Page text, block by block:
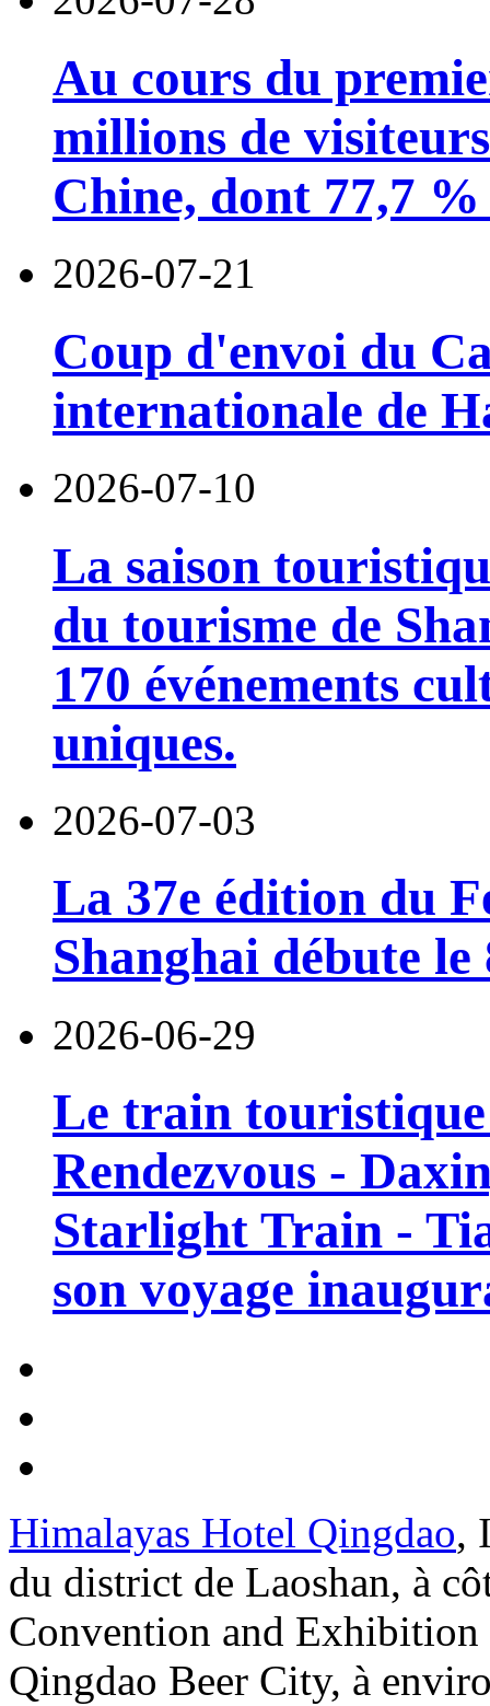
Au cours du
millions de
Chine, dont 77,7 %
2026-07-21
Coup d'envoi du
internationale de
2026-07-10
La saison
du tourisme de
170 événements
uniques.
2026-07-03
La 37e édition du
Shanghai débute
2026-06-29
Le train
Rendezvous -
Starlight Train -
son voyage
Himalayas Hotel Qingdao,
du district de Laoshan, à
Convention and
Qingdao Beer City, à